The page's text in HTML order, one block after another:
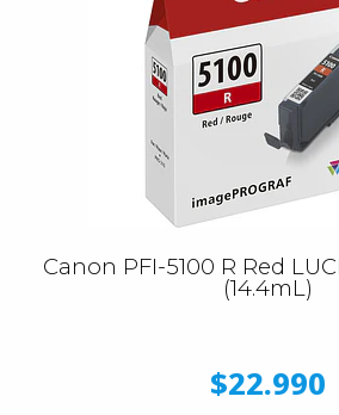
Canon PFI-5100 R Red
(14.4mL)
$22.990